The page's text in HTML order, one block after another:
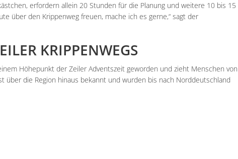
erfordern allein 20 Stunden für die Planung und weitere 10 bis 15
über den Krippenweg freuen, mache ich es gerne,“ sagt der
KRIPPENWEGS
Höhepunkt der Zeiler Adventszeit geworden und zieht Menschen von
über die Region hinaus bekannt und wurden bis nach Norddeutschland